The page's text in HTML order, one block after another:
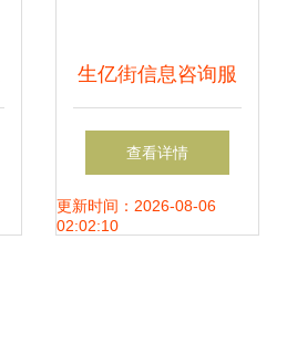
生亿街信息咨询服
务 打造专业信息咨
询平台，赋能企业
查看详情
更新时间：2026-08-06
02:02:10